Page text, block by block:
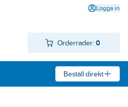
Logga in
Orderrader: 0
Beställ direkt